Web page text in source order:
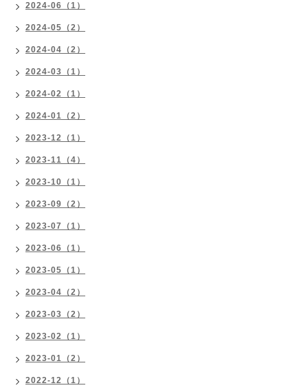
2024-06（1）
2024-05（2）
2024-04（2）
2024-03（1）
2024-02（1）
2024-01（2）
2023-12（1）
2023-11（4）
2023-10（1）
2023-09（2）
2023-07（1）
2023-06（1）
2023-05（1）
2023-04（2）
2023-03（2）
2023-02（1）
2023-01（2）
2022-12（1）